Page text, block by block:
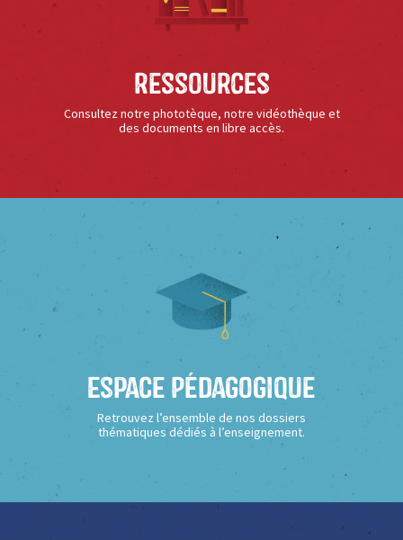
Ressources
Consultez notre phototèque, notre vidéothèque et
des documents en libre accès.
Espace Pédagogique
Retrouvez l’ensemble de nos dossiers
thématiques dédiés à l’enseignement.